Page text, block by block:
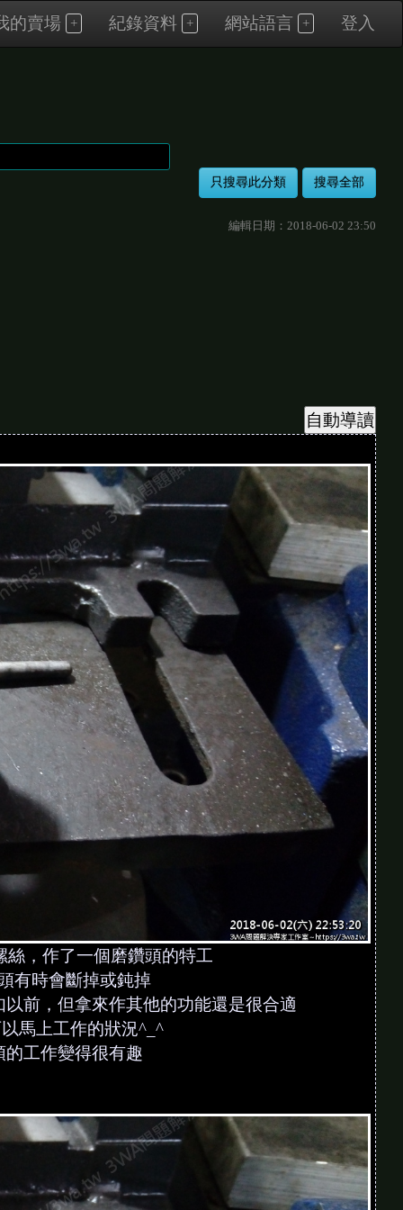
的賣場 紀錄資料 網站語言 登入
編輯日期：2018-06-02 23:50
，作了一個磨鑽頭的特工
有時會斷掉或鈍掉
前，但拿來作其他的功能還是很合適
馬上工作的狀況^_^
工作變得很有趣